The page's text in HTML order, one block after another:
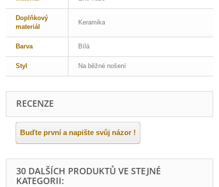
Doplňkový
materiál
Keramika
Barva Bílá
Styl Na běžné nošení
RECENZE
Buďte první a napište svůj názor !
30 DALŠÍCH PRODUKTŮ VE STEJNÉ
KATEGORII: